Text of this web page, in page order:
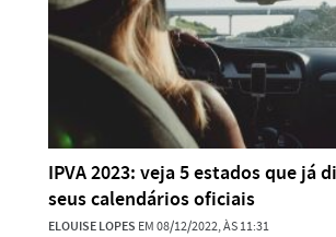
IPVA 2023: veja 5 estados que já
seus calendários oficiais
ELOUISE LOPES EM 08/12/2022, ÀS 11:31